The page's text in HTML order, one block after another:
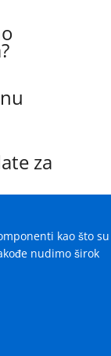
za
kao što su
nudimo širok